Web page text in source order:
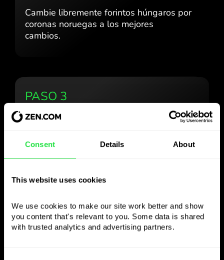
Consent Details About
This website uses cookies
We use cookies to make our site work better and show
you content that's relevant to you. Some data is shared
with trusted analytics and advertising partners.
Cambie libremente forintos húngaros por
coronas noruegas a los mejores
cambios.
PASO 3
Use la divisa elegida
como quiera
Envíe dinero al extranjero,
retire en cajeros sin
comisión, pague con la tarjeta multidivisa